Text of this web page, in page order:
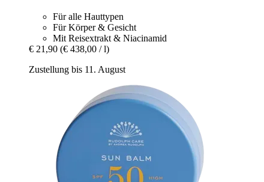
Für alle Hauttypen
Für Körper & Gesicht
Mit Reisextrakt & Niacinamid
€ 21,90 (€ 438,00 / l)
Zustellung bis 11. August